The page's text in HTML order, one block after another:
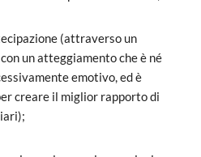
(attraverso un
un atteggiamento che è né
emotivo, ed è
creare il miglior rapporto di